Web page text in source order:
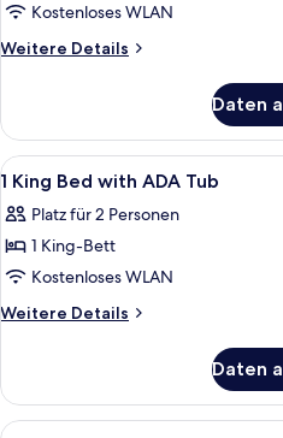
Kostenloses WLAN
Weitere Details
Weitere
Daten
Alle
Fotos
für
1
King
Bed
Tub
anzeigen
6
1 King Bed with ADA Tub
Platz für 2 Personen
1 King-Bett
Kostenloses WLAN
Weitere Details
Weitere
King
Bed
Daten